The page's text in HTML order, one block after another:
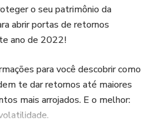
o seu patrimônio da
abrir portas de retornos
ano de 2022!
para você descobrir como
te dar retornos até maiores
mais arrojados. E o melhor: